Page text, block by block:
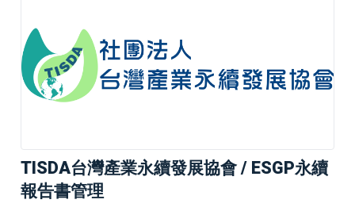
TISDA台灣產業永續發展協會 / ESGP永續
報告書管理